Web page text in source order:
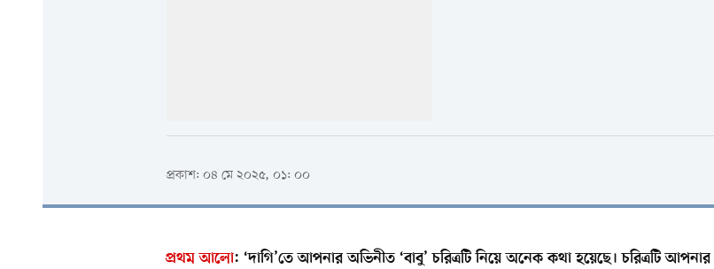
প্রকাশ: ০৪ মে ২০২৫, ০১: ০০
প্রথম আলো: ‘দাগি’তে আপনার অভিনীত ‘বাবু’ চরিত্রটি নিয়ে অনেক কথা হয়েছে। চরিত্রটি আপনার